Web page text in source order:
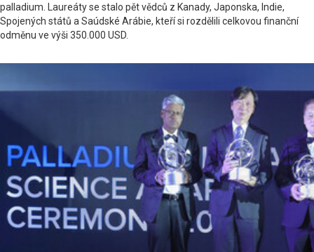
palladium. Laureáty se stalo pět vědců z Kanady, Japonska, Indie,
Spojených států a Saúdské Arábie, kteří si rozdělili celkovou finanční
odměnu ve výši 350.000 USD.